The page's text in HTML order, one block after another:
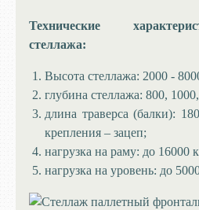
Технические
стеллажа:
Высота стеллажа: 2000 -
глубина стеллажа: 800,
длина траверса (балки):
крепления – зацеп;
нагрузка на раму: до 16000
нагрузка на уровень: до